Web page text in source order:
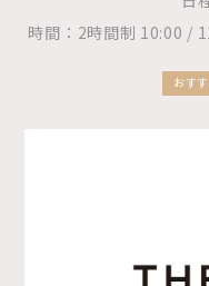
時間：2時間制 10:00 /
おす